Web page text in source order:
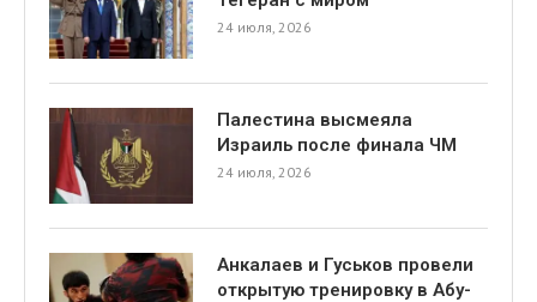
24 июля, 2026
Палестина высмеяла
Израиль после финала ЧМ
24 июля, 2026
Анкалаев и Гуськов провели
открытую тренировку в Абу-